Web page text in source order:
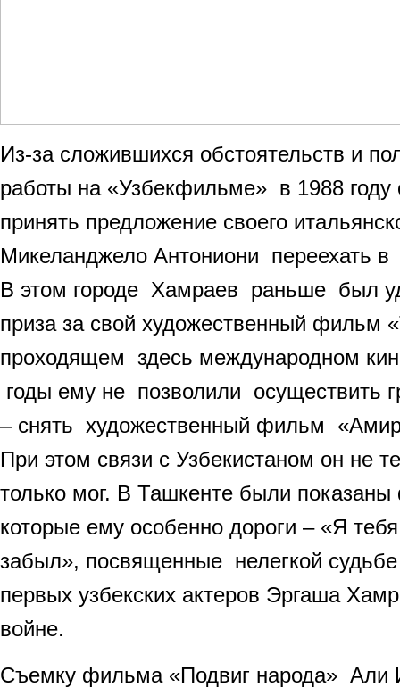
Из-за сложившихся обстоятельств и
работы на «Узбекфильме» в 1988
принять предложение своего
Микеланджело Антониони переехать
В этом городе Хамраев раньше был
приза за свой художественный фильм
проходящем здесь международном
годы ему не позволили осуществить
– снять художественный фильм
При этом связи с Узбекистаном он не
только мог. В Ташкенте были
которые ему особенно дороги – «Я
забыл», посвященные нелегкой судьбе
первых узбекских актеров Эргаша
войне.
Съемку фильма «Подвиг народа» Али